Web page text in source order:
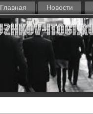
Главная Новости